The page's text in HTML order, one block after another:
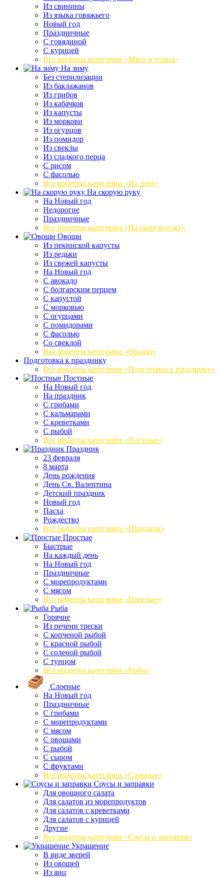
Из свинины
Из языка говяжьего
Новый год
Праздничные
С говядиной
С курицей
Все рецепты категории «Мясо и птица»
На зиму
Без стерилизации
Из баклажанов
Из грибов
Из кабачков
Из капусты
Из моркови
Из огурцов
Из помидор
Из свеклы
Из сладкого перца
С рисом
С фасолью
Все рецепты категории «На зиму»
На скорую руку
На Новый год
Недорогие
Праздничные
Все рецепты категории «На скорую руку»
Овощи
Из пекинской капусты
Из редьки
Из свежей капусты
На Новый год
С авокадо
С болгарским перцем
С капустой
С морковью
С огурцами
С помидорами
С фасолью
Со свеклой
Все рецепты категории «Овощи»
Подготовка к празднику
Все рецепты категории «Подготовка к празднику»
Постные
На Новый год
На праздник
С грибами
С кальмарами
С креветками
С рыбой
Все рецепты категории «Постные»
Праздник
23 февраля
8 марта
День рождения
День Св. Валентина
Детский праздник
Новый год
Пасха
Рождество
Все рецепты категории «Праздник»
Простые
Быстрые
На каждый день
На Новый год
Праздничные
С морепродуктами
С мясом
Все рецепты категории «Простые»
Рыба
Горячие
Из печени трески
С копченой рыбой
С красной рыбой
С соленой рыбой
С тунцом
Все рецепты категории «Рыба»
Слоеные
На Новый год
Праздничные
С грибами
С морепродуктами
С мясом
С овощами
С рыбой
С сыром
С фруктами
Все рецепты категории «Слоеные»
Соусы и заправки
Для овощного салата
Для салатов из морепродуктов
Для салатов с креветками
Для салатов с курицей
Другие
Все рецепты категории «Соусы и заправки»
Украшение
В виде зверей
Из овощей
Из яиц